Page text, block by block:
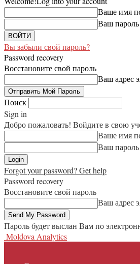
Ваше имя
Ваш пароль
Вы забыли свой пароль?
Password recovery
Восстановите свой пароль
Ваш адрес
Поиск
Sign in
Добро пожаловать! Войдите в свою
Ваше имя
Ваш пароль
Forgot your password? Get help
Password recovery
Восстановите свой пароль
Ваш адрес
Пароль будет выслан Вам по
Moldova Analytics